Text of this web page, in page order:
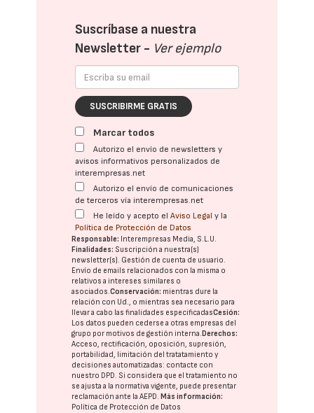
Suscríbase a nuestra
Newsletter - Ver ejemplo
SUSCRIBIRME GRATIS
Marcar todos
Autorizo el envío de newsletters y
avisos informativos personalizados de
interempresas.net
Autorizo el envío de comunicaciones
de terceros vía interempresas.net
He leído y acepto elAviso Legal y la
Política de Protección de Datos
Responsable: Interempresas Media, S.L.U.
Finalidades: Suscripción a nuestra(s)
newsletter(s). Gestión de cuenta de usuario.
Envío de emails relacionados con la misma o
relativos a intereses similares o
asociados.Conservación: mientras dure la
relación con Ud., o mientras sea necesario para
llevar a cabo las finalidades especificadasCesión:
Los datos pueden cederse a otras empresas del
grupo por motivos de gestión interna. Derechos:
Acceso, rectificación, oposición, supresión,
portabilidad, limitación del tratatamiento y
decisiones automatizadas: contacte con
nuestro DPD. Si considera que el tratamiento no
se ajusta a la normativa vigente, puede presentar
reclamación ante laAEPD. Más información:
Política de Protección de Datos